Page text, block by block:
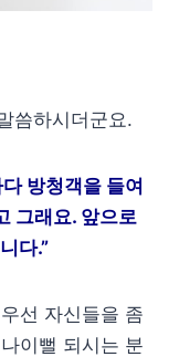
씀하시더군요.
방청객을 들여
그래요. 앞으로
다.”
선 자신들을 좀
이뻘 되시는 분